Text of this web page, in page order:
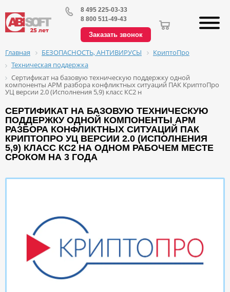
8 495 225-03-33
8 800 511-49-43
Заказать звонок
Главная БЕЗОПАСНОСТЬ, АНТИВИРУСЫ
КриптоПро
Техническая поддержка
Сертификат на базовую техническую поддержку одной
компоненты АРМ разбора конфликтных ситуаций ПАК КриптоПро
УЦ версии 2.0 (Исполнения 5,9) класс КС2 н
СЕРТИФИКАТ НА БАЗОВУЮ ТЕХНИЧЕСКУЮ
ПОДДЕРЖКУ ОДНОЙ КОМПОНЕНТЫ АРМ
РАЗБОРА КОНФЛИКТНЫХ СИТУАЦИЙ ПАК
КРИПТОПРО УЦ ВЕРСИИ 2.0 (ИСПОЛНЕНИЯ
5,9) КЛАСС КС2 НА ОДНОМ РАБОЧЕМ МЕСТЕ
СРОКОМ НА 3 ГОДА